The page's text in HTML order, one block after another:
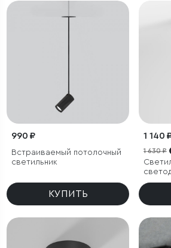
990 ₽
Встраиваемый потолочный
светильник
КУПИТЬ
1 140
1 630 ₽